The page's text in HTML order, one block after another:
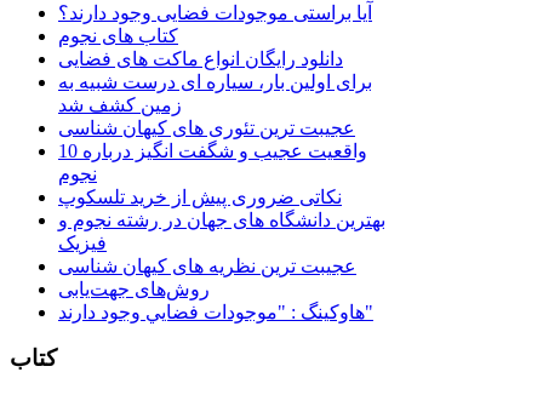
آیا براستی موجودات فضایی وجود دارند؟
کتاب های نجوم
دانلود رایگان انواع ماکت های فضایی
برای اولین بار، سیاره ای درست شبیه به
زمین کشف شد
عجیبت ترین تئوری های کیهان شناسی
10 واقعیت عجیب و شگفت انگیز درباره
نجوم
نکاتی ضروری پیش از خرید تلسکوپ
بهترین دانشگاه های جهان در رشته نجوم و
فیزیک
عجیبت ترین نظریه های کیهان شناسی
روش‌های جهت‌یابی
هاوكينگ : "موجودات فضايي وجود دارند"
کتاب